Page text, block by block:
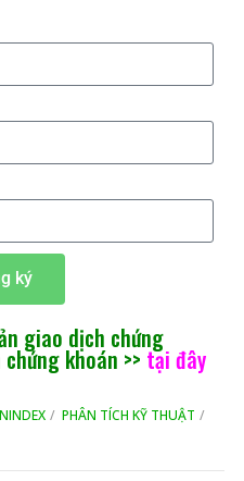
ký
giao dịch chứng
khoán >>
PHÂN TÍCH KỸ THUẬT